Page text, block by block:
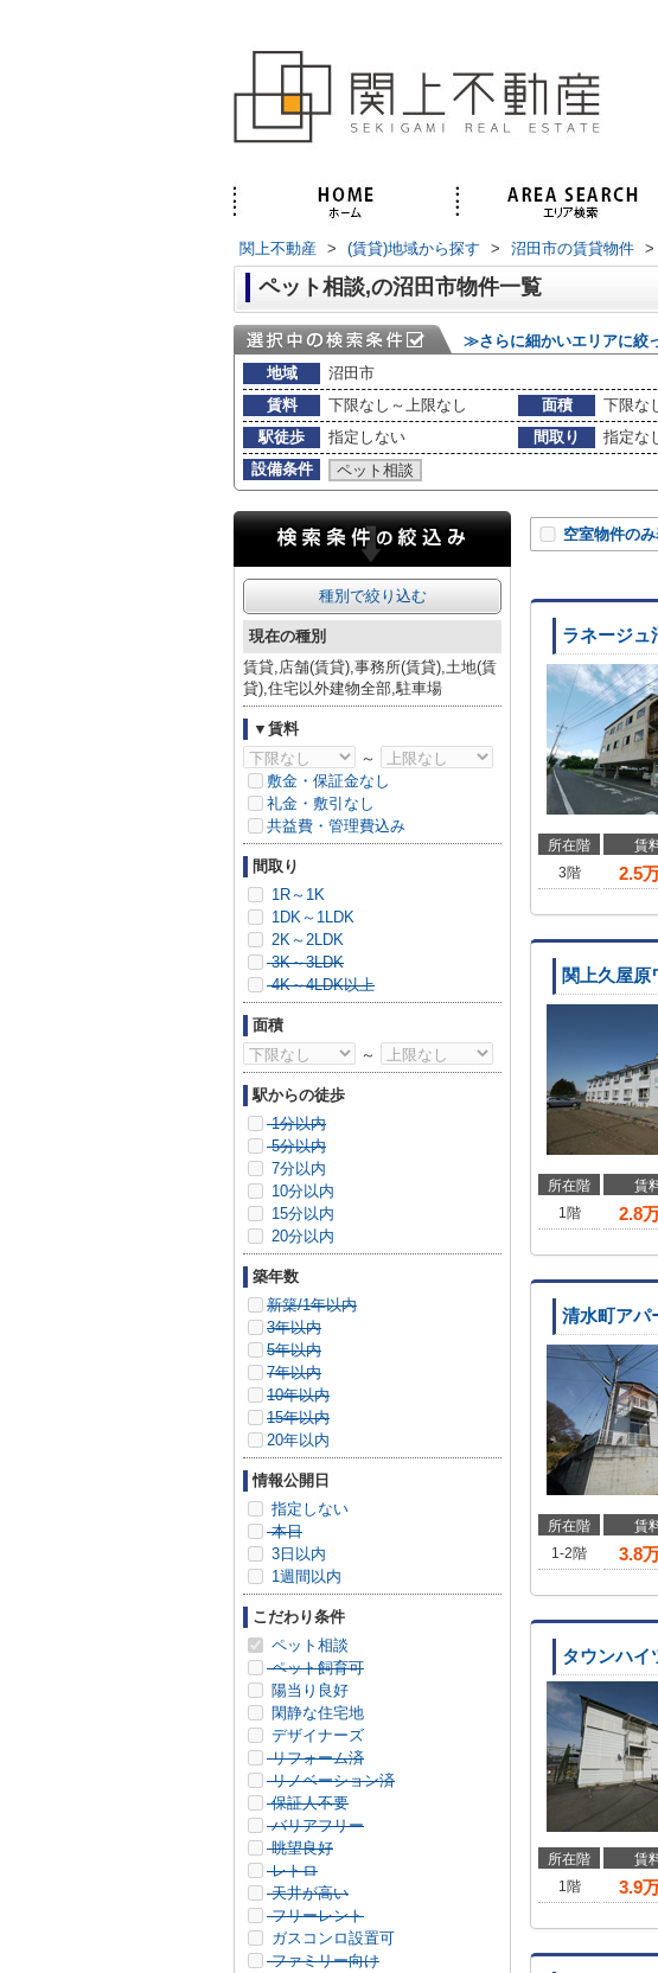
関上不動産 > (賃貸)地域から探す > 沼田市の賃貸物件 >
ペット相談,の沼田市物件一覧
≫さらに細かいエリアに絞
地域
沼田市
賃料
下限なし～上限なし 面積 下限な
駅徒歩
指定しない 間取り
指定な
設備条件
ペット相談
空室物件の
ラネージュ
所在階 賃
3階
2.5
関上久屋原
所在階 賃
1階
2.8
清水町アパ
所在階 賃
1-2階
3.8
タウンハイ
所在階 賃
1階
3.9
種別で絞り込む
現在の種別
賃貸,店舗(賃貸),事務所(賃貸),土地(賃
貸),住宅以外建物全部,駐車場
▼賃料
～
敷金・保証金なし
礼金・敷引なし
共益費・管理費込み
間取り
1R～1K
1DK～1LDK
2K～2LDK
3K～3LDK
4K～4LDK以上
面積
～
駅からの徒歩
1分以内
5分以内
7分以内
10分以内
15分以内
20分以内
築年数
新築/1年以内
3年以内
5年以内
7年以内
10年以内
15年以内
20年以内
情報公開日
指定しない
本日
3日以内
1週間以内
こだわり条件
ペット相談
ペット飼育可
陽当り良好
閑静な住宅地
デザイナーズ
リフォーム済
リノベーション済
保証人不要
バリアフリー
眺望良好
レトロ
天井が高い
フリーレント
ガスコンロ設置可
ファミリー向け